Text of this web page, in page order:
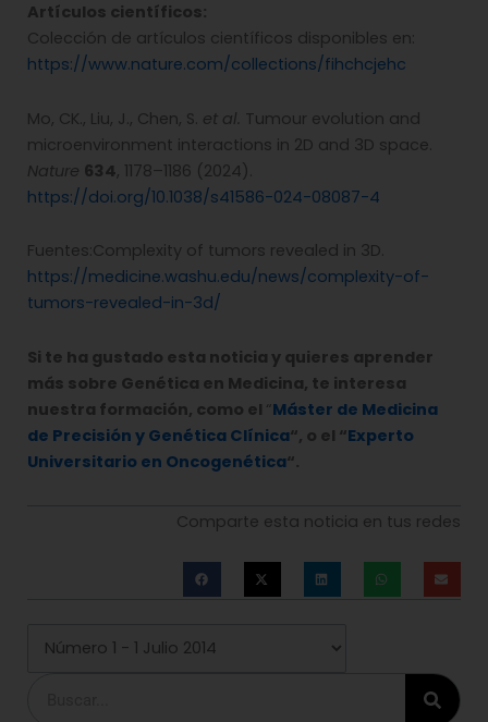
Artículos científicos:
Colección de artículos científicos disponibles en:
https://www.nature.com/collections/fihchcjehc
Mo, CK., Liu, J., Chen, S. et al. Tumour evolution and
microenvironment interactions in 2D and 3D space.
Nature 634, 1178–1186 (2024).
https://doi.org/10.1038/s41586-024-08087-4
Fuentes:Complexity of tumors revealed in 3D.
https://medicine.washu.edu/news/complexity-of-
tumors-revealed-in-3d/
Si te ha gustado esta noticia y quieres aprender
más sobre Genética en Medicina, te interesa
nuestra formación, como el “Máster de Medicina
de Precisión y Genética Clínica“, o el “Experto
Universitario en Oncogenética“.
Comparte esta noticia en tus redes